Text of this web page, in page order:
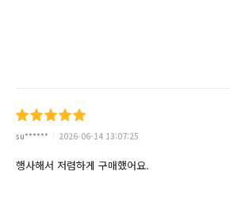
su****** 2026-06-14 13:07:25
행사해서 저렴하게 구매했어요.